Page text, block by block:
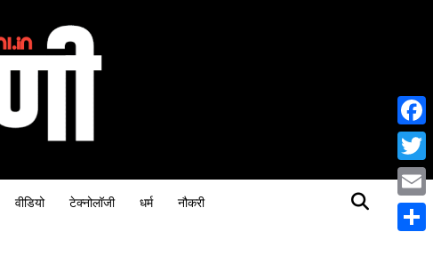
वीडियो टेक्नोलॉजी धर्म नौकरी Email